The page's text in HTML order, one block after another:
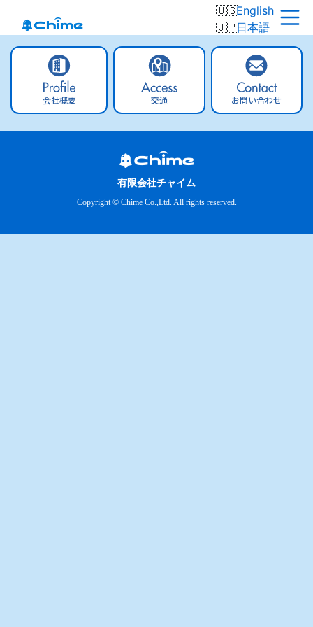
English
日本語
会社概要 交通 お問い合わせ
有限会社チャイム
Copyright © Chime Co.,Ltd. All rights reserved.